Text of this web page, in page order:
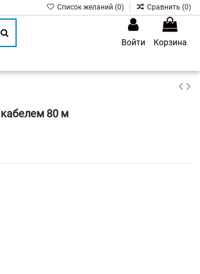
Список желаний (0) Сравнить (0)
Войти
Корзина
80 м